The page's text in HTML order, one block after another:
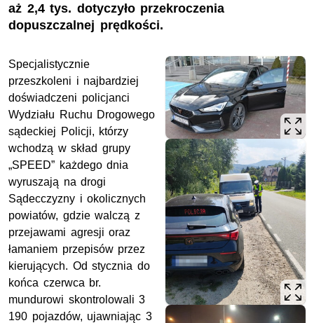
aż 2,4 tys. dotyczyło przekroczenia
dopuszczalnej prędkości.
Specjalistycznie
przeszkoleni i najbardziej
doświadczeni policjanci
Wydziału Ruchu Drogowego
sądeckiej Policji, którzy
wchodzą w skład grupy
„SPEED” każdego dnia
wyruszają na drogi
Sądecczyzny i okolicznych
powiatów, gdzie walczą z
przejawami agresji oraz
łamaniem przepisów przez
kierujących. Od stycznia do
końca czerwca br.
mundurowi skontrolowali 3
190 pojazdów, ujawniając 3